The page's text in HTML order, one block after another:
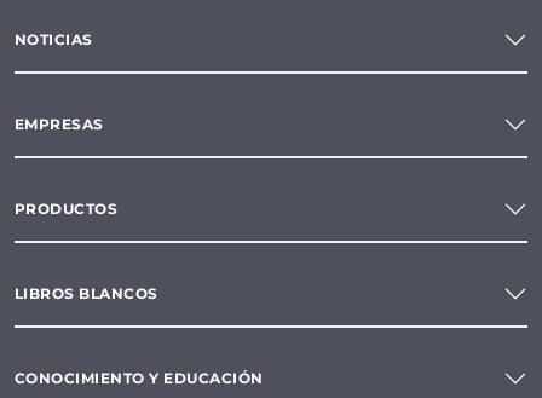
NOTICIAS
EMPRESAS
PRODUCTOS
LIBROS BLANCOS
CONOCIMIENTO Y EDUCACIÓN